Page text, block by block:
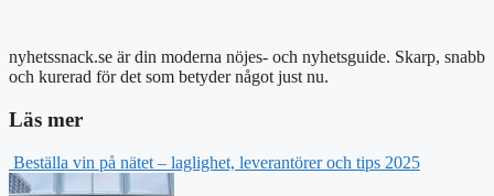
nyhetssnack.se är din moderna nöjes- och nyhetsguide. Skarp, snabb
och kurerad för det som betyder något just nu.
Läs mer
Beställa vin på nätet – laglighet, leverantörer och tips 2025